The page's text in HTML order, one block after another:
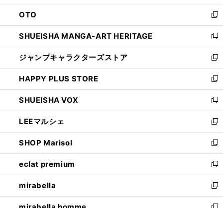
ウ
で
開
く
ン
ド
ウ
で
開
く
OTO
新
し
い
ウ
ィ
ン
ド
ウ
で
開
く
SHUEISHA MANGA-ART HERITAGE
新
し
い
ウ
ィ
ン
ド
ウ
で
開
く
ジャンプキャラクターズストア
新
し
い
ウ
ィ
ン
ド
ウ
で
開
く
HAPPY PLUS STORE
新
し
い
ウ
ィ
ン
ド
ウ
で
開
く
SHUEISHA VOX
新
し
い
ウ
ィ
ン
ド
ウ
で
開
LEEマルシェ
新
し
い
ウ
ィ
ン
ド
ウ
SHOP Marisol
新
し
い
ウ
ィ
ン
eclat premium
新
し
い
ウ
mirabella
新
し